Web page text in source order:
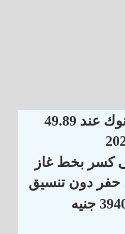
أعلى سعر للدولار في البنوك عند 49.89
كسر بخط غاز
حفر دون تنسيق
حديد المصريين يسجل 39400 جنيه